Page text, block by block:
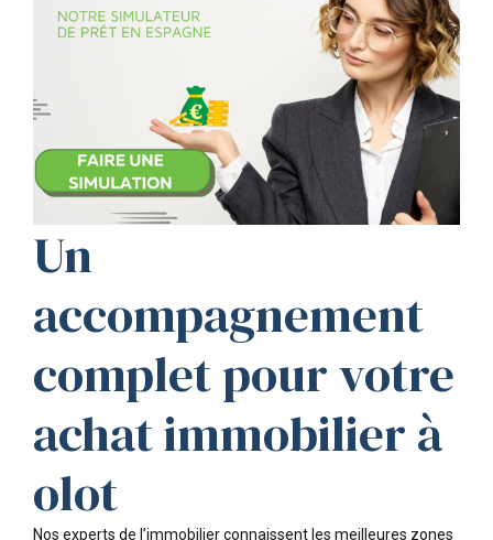
Un
accompagnement
complet pour votre
achat immobilier à
olot
Nos experts de l’immobilier connaissent les meilleures zones